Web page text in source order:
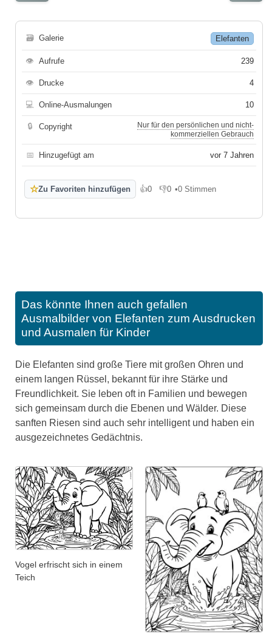
🗃 Galerie Elefanten
👁 Aufrufe 239
👁 Drucke 4
💻 Online-Ausmalungen 10
🔒 Copyright
Nur für den persönlichen und nicht-
kommerziellen Gebrauch
📅 Hinzugefügt am vor 7 Jahren
☆Zu Favoriten hinzufügen 👍0
Gefällt mir
👎0
Gefällt mir nicht
•0 Stimmen
Das könnte Ihnen auch gefallen
Ausmalbilder von Elefanten zum Ausdrucken
und Ausmalen für Kinder
Die Elefanten sind große Tiere mit großen Ohren und
einem langen Rüssel, bekannt für ihre Stärke und
Freundlichkeit. Sie leben oft in Familien und bewegen
sich gemeinsam durch die Ebenen und Wälder. Diese
sanften Riesen sind auch sehr intelligent und haben ein
ausgezeichnetes Gedächtnis.
Vogel erfrischt sich in einem
Teich